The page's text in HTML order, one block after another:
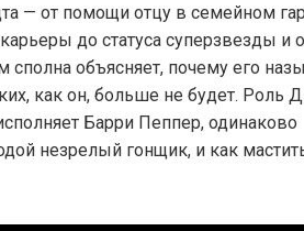
— от помощи отцу в семейном
до статуса суперзвезды и
объясняет, почему его
как он, больше не будет. Роль
Барри Пеппер, одинаково
незрелый гонщик, и как